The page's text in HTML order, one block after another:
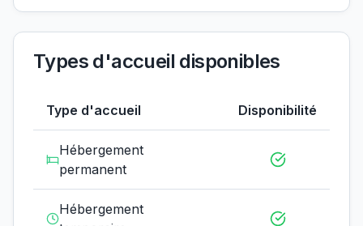
Types d'accueil disponibles
Type d'accueil Disponibilité
Hébergement
permanent
Hébergement